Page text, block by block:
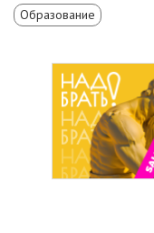
Образование